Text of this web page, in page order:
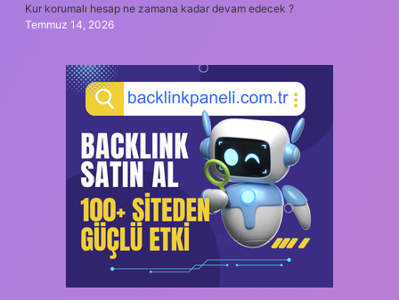
Kur korumalı hesap ne zamana kadar devam edecek ?
Temmuz 14, 2026